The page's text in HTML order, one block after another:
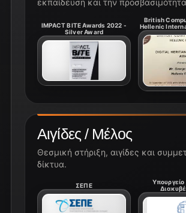
Αιγίδες / Μέλος
Θεσμική στήριξη, αιγίδες και
δίκτυα.
ΣΕΠΕ
εκπαίδευση και την
IMPACT BITE Awards 2022 -
Silver Award
British
Hellenic